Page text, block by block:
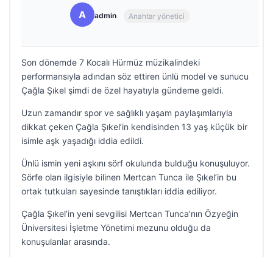
A admin Anahtar yönetici
Son dönemde 7 Kocalı Hürmüz müzikalindeki
performansıyla adından söz ettiren ünlü model ve sunucu
Çağla Şıkel şimdi de özel hayatıyla gündeme geldi.
Uzun zamandır spor ve sağlıklı yaşam paylaşımlarıyla
dikkat çeken Çağla Şıkel’in kendisinden 13 yaş küçük bir
isimle aşk yaşadığı iddia edildi.
Ünlü ismin yeni aşkını sörf okulunda bulduğu konuşuluyor.
Sörfe olan ilgisiyle bilinen Mertcan Tunca ile Şıkel’in bu
ortak tutkuları sayesinde tanıştıkları iddia ediliyor.
Çağla Şıkel’in yeni sevgilisi Mertcan Tunca’nın Özyeğin
Üniversitesi İşletme Yönetimi mezunu olduğu da
konuşulanlar arasında.